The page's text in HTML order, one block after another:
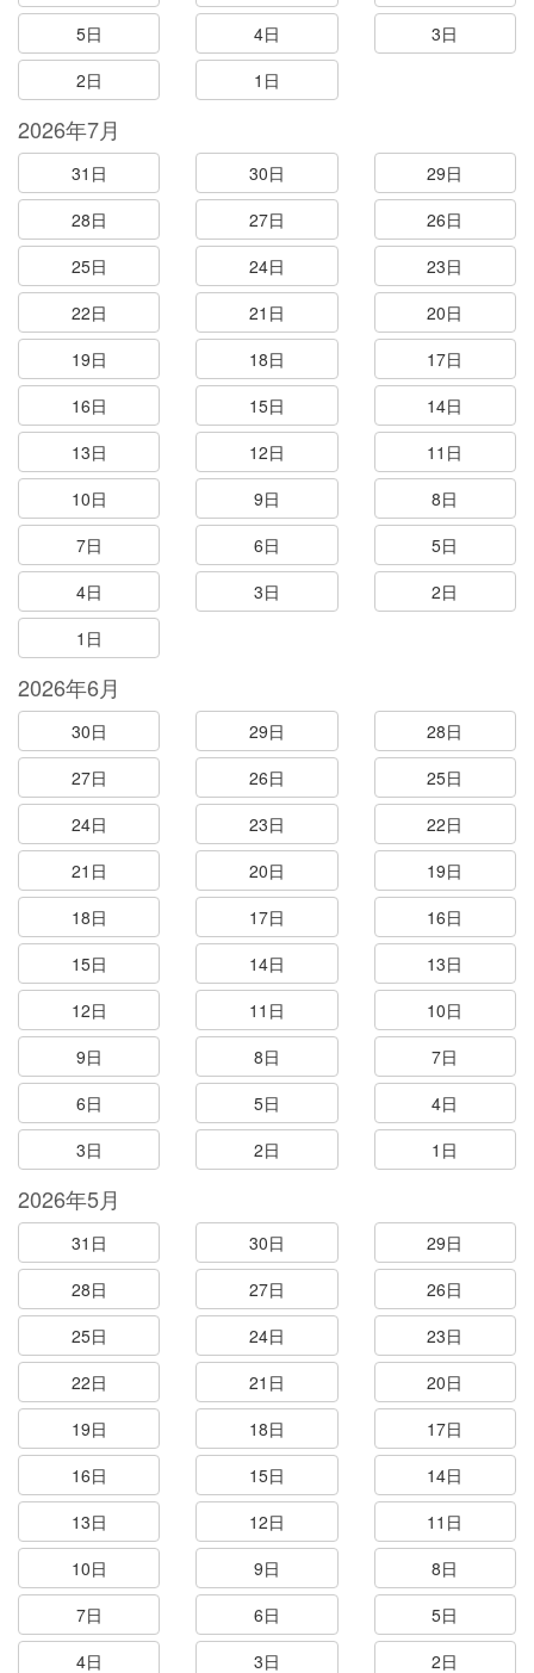
5日
4日
3日
2日
1日
2026年7月
31日 30日
29日
28日
27日
26日
25日
24日
23日
22日
21日
20日
19日
18日
17日
16日
15日
14日
13日
12日
11日
10日
9日
8日
7日
6日
5日
4日
3日
2日
1日
2026年6月
30日 29日
28日
27日
26日
25日
24日
23日
22日
21日
20日
19日
18日
17日
16日
15日
14日
13日
12日
11日
10日
9日
8日
7日
6日
5日
4日
3日
2日 1日
2026年5月
31日 30日
29日
28日
27日
26日
25日
24日
23日
22日
21日
20日
19日
18日
17日
16日
15日
14日
13日
12日
11日
10日
9日
8日
7日
6日
5日
4日
3日
2日